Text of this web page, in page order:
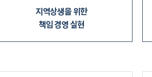
지역상생을 위한
책임 경영 실현